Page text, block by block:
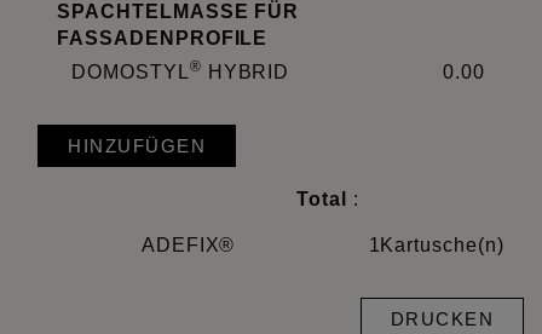
SPACHTELMASSE FÜR
FASSADENPROFILE
DOMOSTYL® HYBRID 0.00
HINZUFÜGEN
Total :
ADEFIX® 1 Kartusche(n)
DRUCKEN